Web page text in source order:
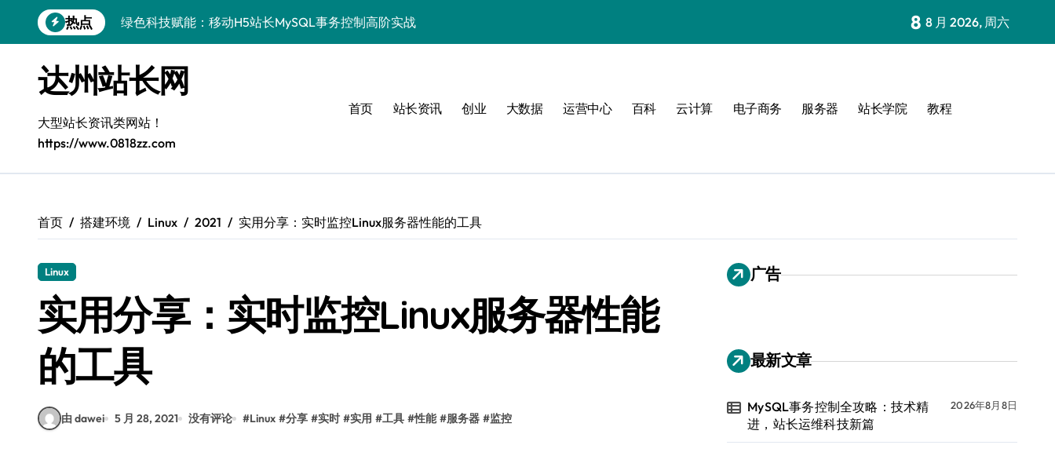
到
热点
绿色科技赋能：移动H5站长MySQL事务控制高阶实战
iOS开发进阶：MySQL事务处理科技实战，技术跃升指南
MySQL事务处理揭秘：科技赋能下的高效控制策略全解析
VR开发进阶：MySQL事务控制揭秘与科技实战精粹
VR数据管理新突破：MySQL事务控制科技赋能性能跃升
MySQL进阶实战：解锁后端事务处理与科技驱动的性能优化
MySQL事务控制全攻略：技术精进，站长运维科技新篇
8 8 月 2026, 周六
达州站长网
大型站长资讯类网站！
https://www.0818zz.com
首页 站长资讯 创业 大数据 运营中心 百科 云计算 电子商务 服务器 站长学院 教程
首页 搭建环境 Linux 2021 实用分享：实时监控Linux服务器性能的工具
Linux
实用分享：实时监控Linux服务器性能
的工具
由 dawei 5 月 28, 2021 没有评论 #Linux #分享 #实时 #实用 #工具 #性能 #服务器 #监控
广告
最新文章
MySQL事务控制全攻略：技术精
进，站长运维科技新篇
2026年8月8日